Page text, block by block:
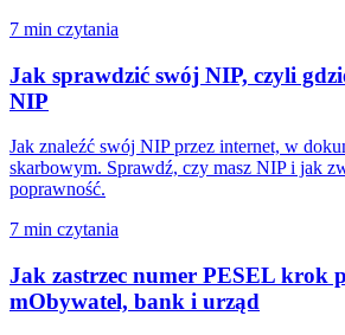
7 min czytania
Jak sprawdzić swój NIP, czyli
NIP
Jak znaleźć swój NIP przez internet, w
skarbowym. Sprawdź, czy masz NIP i jak
poprawność.
7 min czytania
Jak zastrzec numer PESEL krok
mObywatel, bank i urząd